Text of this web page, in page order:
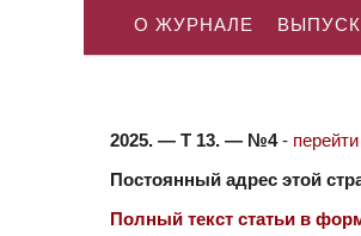
О ЖУРНАЛЕ
2025. — Т 13. — №4-
Постоянный адрес этой
Полный текст статьи в